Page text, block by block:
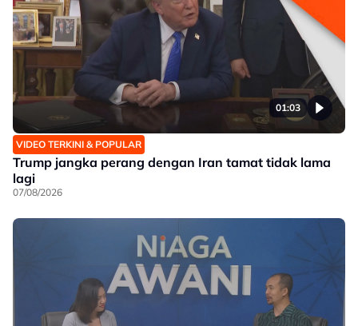
01:03
VIDEO TERKINI & POPULAR
Trump jangka perang dengan Iran tamat tidak lama
lagi
07/08/2026